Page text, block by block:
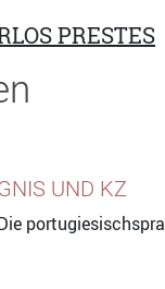
PRESTES
UND KZ